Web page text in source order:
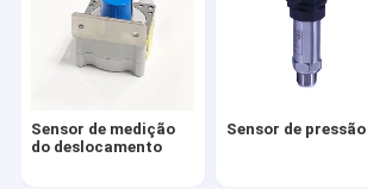
Sensor de medição
do deslocamento
Sensor de pressão